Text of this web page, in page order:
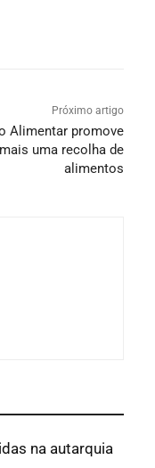
Próximo artigo
Alimentar promove
mais uma recolha de
alimentos
na autarquia